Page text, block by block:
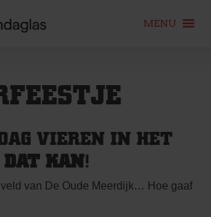
MENU
VIEREN IN HET
DAT KAN!
van De Oude Meerdijk… Hoe gaaf